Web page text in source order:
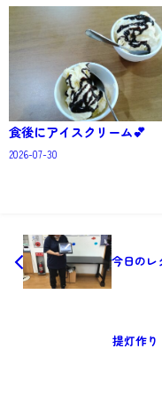
食後にアイスクリーム💕
2026-07-30
今日のレ
提灯作り